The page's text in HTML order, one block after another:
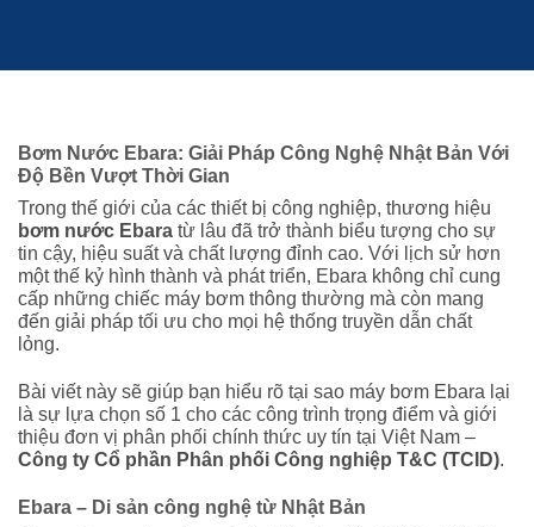
Bơm Nước Ebara: Giải Pháp Công Nghệ Nhật Bản Với
Độ Bền Vượt Thời Gian
Trong thế giới của các thiết bị công nghiệp, thương hiệu
bơm nước Ebara từ lâu đã trở thành biểu tượng cho sự
tin cậy, hiệu suất và chất lượng đỉnh cao. Với lịch sử hơn
một thế kỷ hình thành và phát triển, Ebara không chỉ cung
cấp những chiếc máy bơm thông thường mà còn mang
đến giải pháp tối ưu cho mọi hệ thống truyền dẫn chất
lỏng.
Bài viết này sẽ giúp bạn hiểu rõ tại sao máy bơm Ebara lại
là sự lựa chọn số 1 cho các công trình trọng điểm và giới
thiệu đơn vị phân phối chính thức uy tín tại Việt Nam –
Công ty Cổ phần Phân phối Công nghiệp T&C (TCID).
Ebara – Di sản công nghệ từ Nhật Bản